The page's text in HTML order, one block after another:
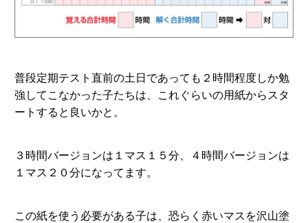
普段定期テスト直前の土日であっても２時間程度しか勉
強してこなかった子たちは、これぐらいの用紙からスタ
ートすると良いかと。
３時間バージョンは１マス１５分、４時間バージョンは
１マス２０分になってます。
この紙を使う必要がある子は、恐らく赤いマスを沢山塗